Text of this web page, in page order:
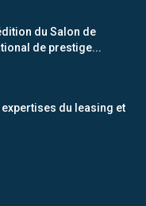
du Salon de
de prestige...
du leasing et